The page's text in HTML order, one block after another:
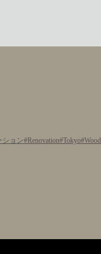
ション Renovation Tokyo Wood